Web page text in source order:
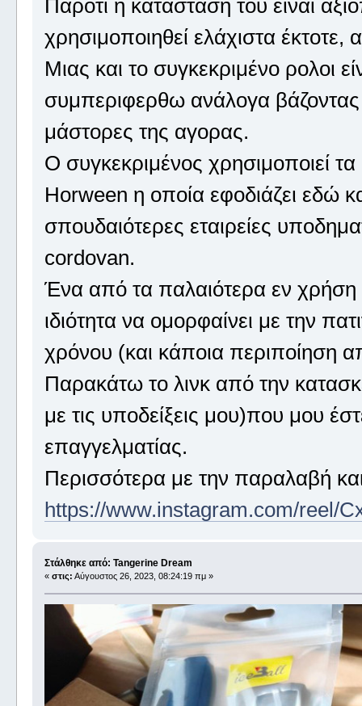
Παρότι η κατάσταση του είναι
χρησιμοποιηθεί ελάχιστα
Μιας και το συγκεκριμένο ρολοι
συμπεριφερθω ανάλογα
μάστορες της αγορας.
Ο συγκεκριμένος χρησιμοποιεί
Horween η οποία εφοδιάζει εδώ
σπουδαιότερες εταιρείες
cordovan.
Ένα από τα παλαιότερα εν χρήση
ιδιότητα να ομορφαίνει με την
χρόνου (και κάποια περιποίηση
Παρακάτω το λινκ από την
με τις υποδείξεις μου)που μου
επαγγελματίας.
Περισσότερα με την παραλαβή
https://www.instagram.com/reel/
Στάλθηκε από: Tangerine Dream
« στις: Αύγουστος 26, 2023, 08:24:19 πμ »